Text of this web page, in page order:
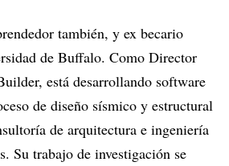
también, y ex becario
de Buffalo. Como Director
está desarrollando software
de diseño sísmico y estructural
de arquitectura e ingeniería
Su trabajo de investigación se